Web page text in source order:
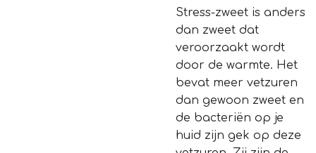
Stress-zweet is anders
dan zweet dat
veroorzaakt wordt
door de warmte. Het
bevat meer vetzuren
dan gewoon zweet en
de bacteriën op je
huid zijn gek op deze